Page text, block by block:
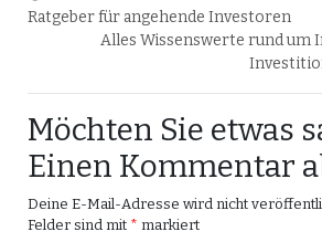
Ratgeber für angehende Investoren
Alles Wissenswerte rund um
Möchten Sie etwas
Einen Kommentar
Deine E-Mail-Adresse wird nicht
Felder sind mit * markiert